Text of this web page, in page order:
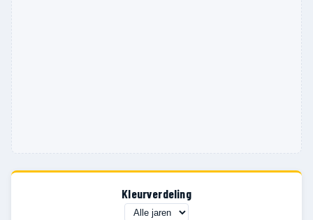
Kleurverdeling